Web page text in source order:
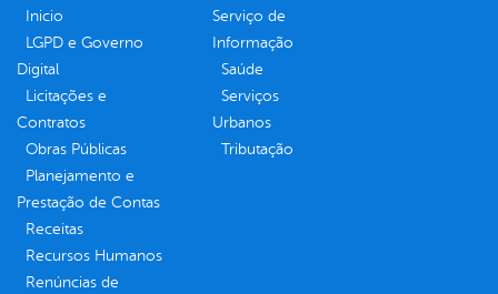
Inicio
LGPD e Governo
Digital
Licitações e
Contratos
Obras Públicas
Planejamento e
Prestação de Contas
Receitas
Recursos Humanos
Renúncias de
Serviço de
Informação
Saúde
Serviços
Urbanos
Tributação